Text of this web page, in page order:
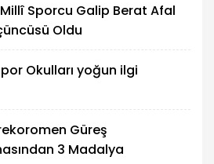
Millî Sporcu Galip Berat Afal
Oldu
Okulları yoğun ilgi
Güreş
3 Madalya